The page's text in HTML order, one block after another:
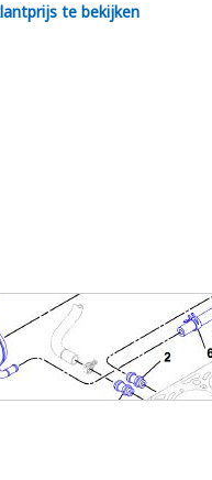
te bekijken